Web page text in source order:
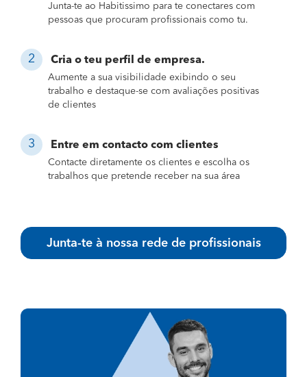
Junta-te ao Habitissimo para te conectares com
pessoas que procuram profissionais como tu.
Cria o teu perfil de empresa.
Aumente a sua visibilidade exibindo o seu
trabalho e destaque-se com avaliações positivas
de clientes
Entre em contacto com clientes
Contacte diretamente os clientes e escolha os
trabalhos que pretende receber na sua área
Junta-te à nossa rede de profissionais